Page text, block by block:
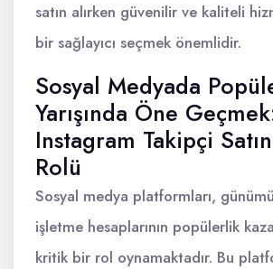
satın alırken güvenilir ve kaliteli
bir sağlayıcı seçmek önemlidir.
Sosyal Medyada
Yarışında Öne
Instagram Takipçi
Rolü
Sosyal medya platformları,
işletme hesaplarının popülerlik
kritik bir rol oynamaktadır. Bu